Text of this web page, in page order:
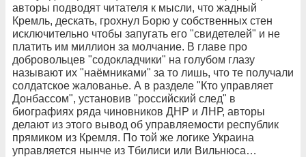
авторы подводят читателя к мысли, что жадный
Кремль, дескать, грохнул Борю у собственных стен
исключительно чтобы запугать его "свидетелей" и не
платить им миллион за молчание. В главе про
добровольцев "содокладчики" на голубом глазу
называют их "наёмниками" за то лишь, что те получали
солдатское жалованье. А в разделе "Кто управляет
Донбассом", установив "российский след" в
биографиях ряда чиновников ДНР и ЛНР, авторы
делают из этого вывод об управляемости республик
прямиком из Кремля. По той же логике Украина
управляется нынче из Тбилиси или Вильнюса…